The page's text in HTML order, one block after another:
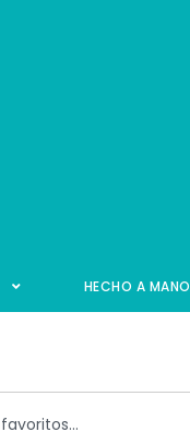
HECHO A MANO